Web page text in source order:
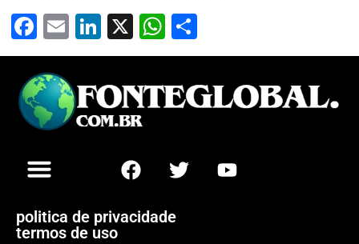
Facebook
EmailLinkedIn
X WhatsApp
politica de privacidade
termos de uso